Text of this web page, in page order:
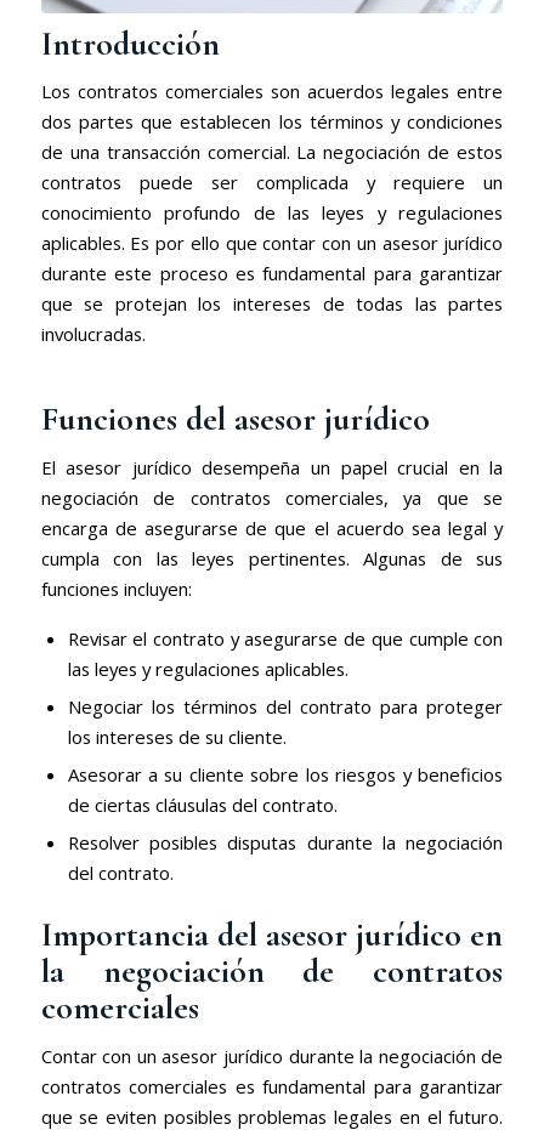
Introducción
Los contratos comerciales son acuerdos legales entre
dos partes que establecen los términos y condiciones
de una transacción comercial. La negociación de estos
contratos puede ser complicada y requiere un
conocimiento profundo de las leyes y regulaciones
aplicables. Es por ello que contar con un asesor jurídico
durante este proceso es fundamental para garantizar
que se protejan los intereses de todas las partes
involucradas.
Funciones del asesor jurídico
El asesor jurídico desempeña un papel crucial en la
negociación de contratos comerciales, ya que se
encarga de asegurarse de que el acuerdo sea legal y
cumpla con las leyes pertinentes. Algunas de sus
funciones incluyen:
Revisar el contrato y asegurarse de que cumple con
las leyes y regulaciones aplicables.
Negociar los términos del contrato para proteger
los intereses de su cliente.
Asesorar a su cliente sobre los riesgos y beneficios
de ciertas cláusulas del contrato.
Resolver posibles disputas durante la negociación
del contrato.
Importancia del asesor jurídico en
la negociación de contratos
comerciales
Contar con un asesor jurídico durante la negociación de
contratos comerciales es fundamental para garantizar
que se eviten posibles problemas legales en el futuro.